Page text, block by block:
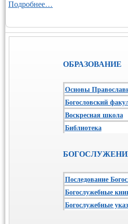
Подробнее…
ОБРАЗОВАНИЕ
Основы
Богословский
Воскресная школа
Библиотека
Последование
Богослужебные
Богослужебные